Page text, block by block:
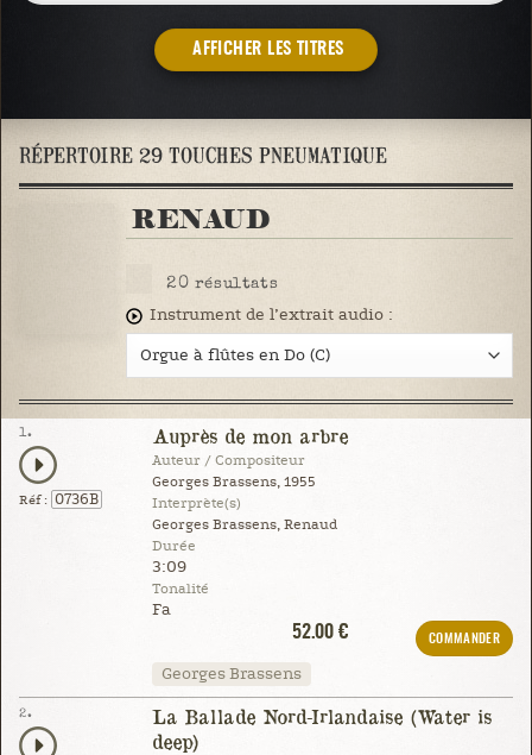
AFFICHER LES TITRES
RÉPERTOIRE 29 TOUCHES PNEUMATIQUE
RENAUD
20 résultats
Instrument de l’extrait audio :
1.
Réf : 0736B
Auprès de mon arbre
Auteur / Compositeur
Georges Brassens, 1955
Interprète(s)
Georges Brassens, Renaud
Durée
3:09
Tonalité
Fa
52.00 €
COMMANDER
Georges Brassens
2.
La Ballade Nord-Irlandaise (Water is
deep)